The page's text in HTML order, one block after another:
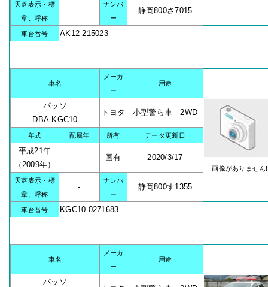
天蓋表示・標
章、呼称
-
ナンバ
ー
静岡800さ7015
車台番号 AK12-215023
車名
メーカ
ー
用途
パッソ
DBA-KGC10
トヨタ 小型警ら車 2WD
画像がありません!
年式 配属年 所有 データ更新日
平成21年
（2009年）
- 国有 2020/3/17
天蓋表示・標
章、呼称
-
ナンバ
ー
静岡800す1355
車台番号 KGC10-0271683
車名
メーカ
ー
用途
パッソ